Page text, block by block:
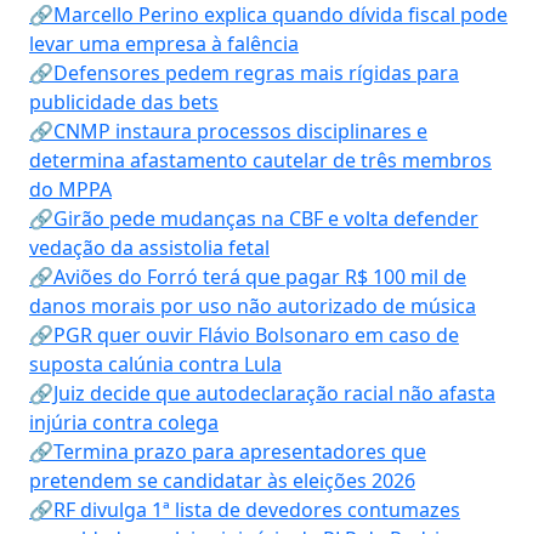
🔗Marcello Perino explica quando dívida fiscal pode
levar uma empresa à falência
🔗Defensores pedem regras mais rígidas para
publicidade das bets
🔗CNMP instaura processos disciplinares e
determina afastamento cautelar de três membros
do MPPA
🔗Girão pede mudanças na CBF e volta defender
vedação da assistolia fetal
🔗Aviões do Forró terá que pagar R$ 100 mil de
danos morais por uso não autorizado de música
🔗PGR quer ouvir Flávio Bolsonaro em caso de
suposta calúnia contra Lula
🔗Juiz decide que autodeclaração racial não afasta
injúria contra colega
🔗Termina prazo para apresentadores que
pretendem se candidatar às eleições 2026
🔗RF divulga 1ª lista de devedores contumazes